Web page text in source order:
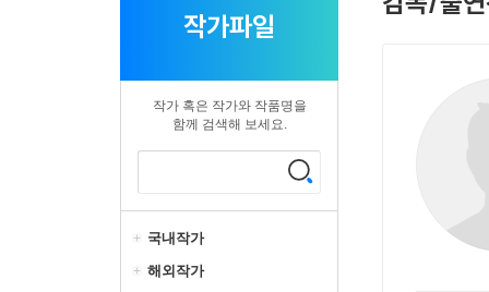
작가파일
작가 혹은 작가와 작품명을
함께 검색해 보세요.
국내작가
해외작가